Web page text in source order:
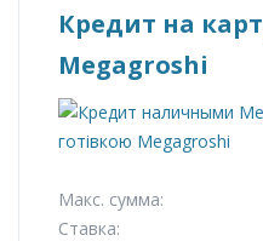
Кредит на
Megagroshi
Макс. сумма:
Ставка: